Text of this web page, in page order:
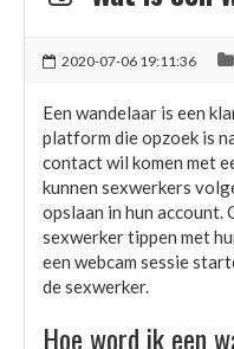
2020-07-06 19:11:36
Een wandelaar is een
platform die opzoek is
contact wil komen met
kunnen sexwerkers
opslaan in hun account.
sexwerker tippen met
een webcam sessie
de sexwerker.
Hoe word ik een